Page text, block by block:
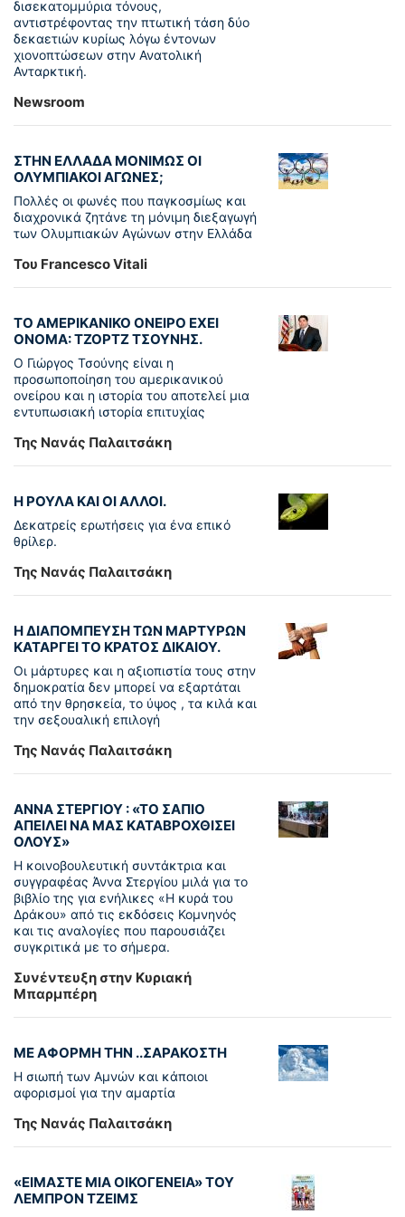
δισεκατομμύρια τόνους,
αντιστρέφοντας την πτωτική τάση δύο
δεκαετιών κυρίως λόγω έντονων
χιονοπτώσεων στην Ανατολική
Ανταρκτική.
Newsroom
ΣΤΗΝ ΕΛΛΑΔΑ ΜΟΝΙΜΩΣ ΟΙ
ΟΛΥΜΠΙΑΚΟΙ ΑΓΩΝΕΣ;
Πολλές οι φωνές που παγκοσμίως και
διαχρονικά ζητάνε τη μόνιμη διεξαγωγή
των Ολυμπιακών Αγώνων στην Ελλάδα
Του Francesco Vitali
ΤΟ ΑΜΕΡΙΚΑΝΙΚΟ ΟΝΕΙΡΟ ΕΧΕΙ
ΟΝΟΜΑ: ΤΖΟΡΤΖ ΤΣΟΥΝΗΣ.
Ο Γιώργος Τσούνης είναι η
προσωποποίηση του αμερικανικού
ονείρου και η ιστορία του αποτελεί μια
εντυπωσιακή ιστορία επιτυχίας
Της Νανάς Παλαιτσάκη
Η ΡΟΥΛΑ ΚΑΙ ΟΙ ΑΛΛΟΙ.
Δεκατρείς ερωτήσεις για ένα επικό
θρίλερ.
Της Νανάς Παλαιτσάκη
Η ΔΙΑΠΟΜΠΕΥΣΗ ΤΩΝ ΜΑΡΤΥΡΩΝ
ΚΑΤΑΡΓΕΙ ΤΟ ΚΡΑΤΟΣ ΔΙΚΑΙΟΥ.
Οι μάρτυρες και η αξιοπιστία τους στην
δημοκρατία δεν μπορεί να εξαρτάται
από την θρησκεία, το ύψος , τα κιλά και
την σεξουαλική επιλογή
Της Νανάς Παλαιτσάκη
ΑΝΝΑ ΣΤΕΡΓΙΟΥ : «ΤΟ ΣΑΠΙΟ
ΑΠΕΙΛΕΙ ΝΑ ΜΑΣ ΚΑΤΑΒΡΟΧΘΙΣΕΙ
ΟΛΟΥΣ»
Η κοινοβουλευτική συντάκτρια και
συγγραφέας Άννα Στεργίου μιλά για το
βιβλίο της για ενήλικες «Η κυρά του
Δράκου» από τις εκδόσεις Κομνηνός
και τις αναλογίες που παρουσιάζει
συγκριτικά με το σήμερα.
Συνέντευξη στην Κυριακή
Μπαρμπέρη
ΜΕ ΑΦΟΡΜΗ ΤΗΝ ..ΣΑΡΑΚΟΣΤΗ
Η σιωπή των Αμνών και κάποιοι
αφορισμοί για την αμαρτία
Της Νανάς Παλαιτσάκη
«ΕΙΜΑΣΤΕ ΜΙΑ ΟΙΚΟΓΕΝΕΙΑ» ΤΟΥ
ΛΕΜΠΡΟΝ ΤΖΕΙΜΣ